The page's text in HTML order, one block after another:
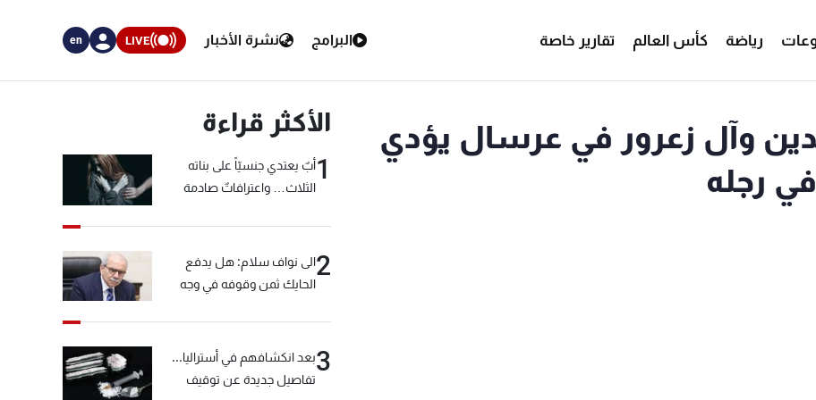
رياضة كأس العالم تقارير خاصة البرامج نشرة الأخبار LIVE
en
وآل زعرور في عرسال يؤدي
رجله
الأكثر قراءة
1أبٌ يعتدي جنسيّاً على بناته
الثلاث… واعترافاتٌ صادمة
2الى نواف سلام: هل يدفع
الحايك ثمن وقوفه في وجه
3بعد انكشافهم في أستراليا...
تفاصيل جديدة عن توقيف